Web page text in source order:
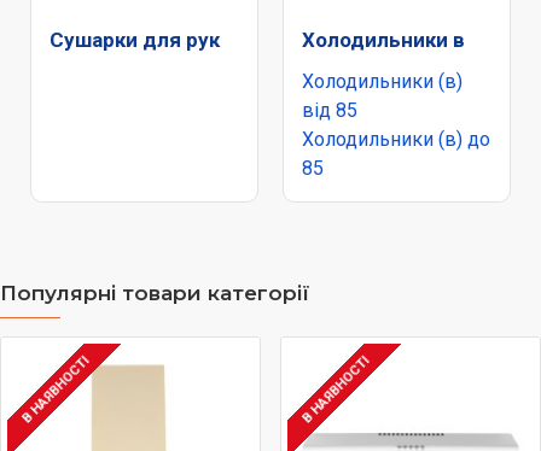
Сушарки для рук Холодильники в
Холодильники (в)
від 85
Холодильники (в) до
85
Популярні товари категорії
В НАЯВНОСТІ В НАЯВНОСТІ